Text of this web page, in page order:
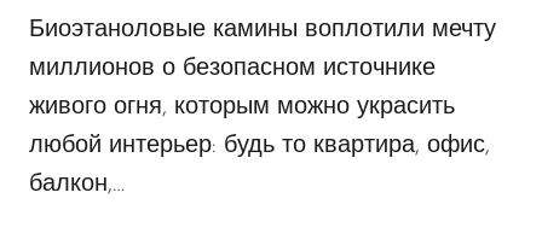
Биоэтаноловые камины воплотили мечту
миллионов о безопасном источнике
живого огня, которым можно украсить
любой интерьер: будь то квартира, офис,
балкон,…